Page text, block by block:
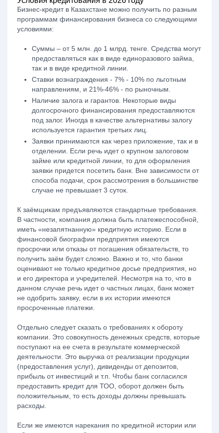
Бизнес-кредит в Казахстане можно получить по разным
программам финансирования бизнеса со следующими
условиями:
Суммы – от 5 млн. до 1 млрд. тенге. Средства могут
предоставляться как в виде единоразового займа,
так и в виде кредитной линии.
Ставки вознаграждения - 7% - 10% по льготным
направлениям, и 21%-46% - по рыночным.
Наличие залога и гарантов. Некоторые виды
долгосрочного финансирования предоставляются
под залог. Иногда в качестве альтернативы залогу
используется гарантия третьих лиц.
Заявки принимаются как через приложение, так и в
отделении. Если речь идет о крупном залоговом
займе или кредитной линии, то для оформления
заявки придется посетить банк. Вне зависимости от
способа подачи, срок рассмотрения в большинстве
случае не превышает 3 суток.
К заёмщикам предъявляются стандартные требования.
В частности, компания должна быть платежеспособной,
иметь «незапятнанную» кредитную историю. Если в
финансовой биографии предприятия имеются
просрочки или отказы от погашения обязательств, то
получить заём будет сложно. Важно и то, что банки
оценивают не только кредитное досье предприятия, но
и его директора и учредителей. Несмотря на то, что в
данном случае речь идет о частных лицах, банк может
не одобрить заявку, если в их истории имеются
просроченные платежи.
Отдельно следует сказать о требованиях к обороту
компании. Это совокупность денежных средств, которые
поступают на ее счета в результате коммерческой
деятельности. Это выручка от реализации продукции
(предоставления услуг), дивиденды от депозитов,
прибыль от инвестиций и т.п. Чтобы банк согласился
предоставить кредит для ТОО, оборот должен быть
положительным, то есть доходы должны превышать
расходы.
Если же имеются нарекания по кредитной истории или